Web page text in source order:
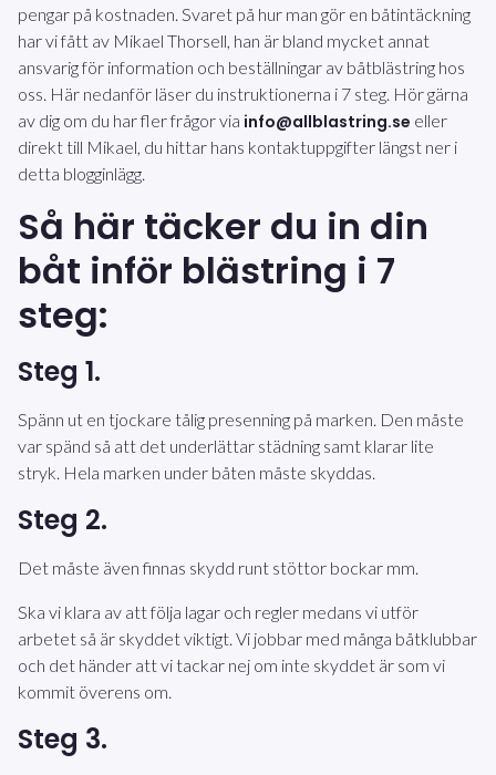
pengar på kostnaden. Svaret på hur man gör en båtintäckning
har vi fått av Mikael Thorsell, han är bland mycket annat
ansvarig för information och beställningar av båtblästring hos
oss. Här nedanför läser du instruktionerna i 7 steg. Hör gärna
av dig om du har fler frågor via info@allblastring.se eller
direkt till Mikael, du hittar hans kontaktuppgifter längst ner i
detta blogginlägg.
Så här täcker du in din
båt inför blästring i 7
steg:
Steg 1.
Spänn ut en tjockare tålig presenning på marken. Den måste
var spänd så att det underlättar städning samt klarar lite
stryk. Hela marken under båten måste skyddas.
Steg 2.
Det måste även finnas skydd runt stöttor bockar mm.
Ska vi klara av att följa lagar och regler medans vi utför
arbetet så är skyddet viktigt. Vi jobbar med många båtklubbar
och det händer att vi tackar nej om inte skyddet är som vi
kommit överens om.
Steg 3.